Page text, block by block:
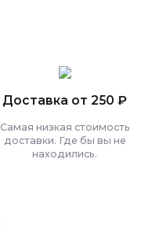
Доставка от 250 ₽
Самая низкая стоимость
доставки. Где бы вы не
находились.